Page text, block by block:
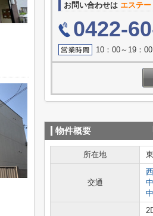
お問い合わせは エステ
0422-
10：00～19：
物件概要
所在地
交通